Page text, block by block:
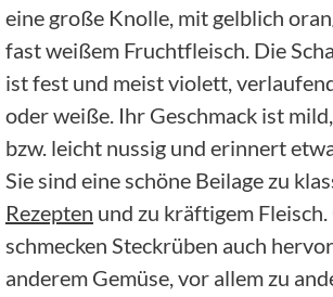
eine große Knolle, mit gelblich
fast weißem Fruchtfleisch. Die
ist fest und meist violett,
oder weiße. Ihr Geschmack ist
bzw. leicht nussig und erinnert
Sie sind eine schöne Beilage zu
Rezepten und zu kräftigem
schmecken Steckrüben auch
anderem Gemüse, vor allem zu